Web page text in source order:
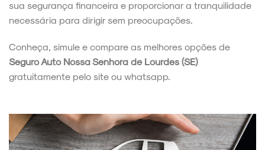
sua segurança financeira e proporcionar a tranquilidade
necessária para dirigir sem preocupações.
Conheça, simule e compare as melhores opções de
Seguro Auto Nossa Senhora de Lourdes (SE)
gratuitamente pelo site ou whatsapp.